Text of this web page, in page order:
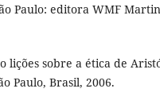
Paulo: editora WMF
lições sobre a ética de
Paulo, Brasil, 2006.